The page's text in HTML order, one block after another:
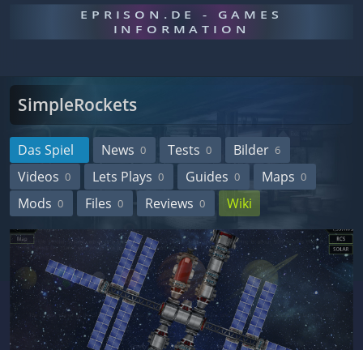
EPRISON.DE - GAMES
INFORMATION
SimpleRockets
Das Spiel News 0 Tests 0 Bilder 6
Videos 0 Lets Plays 0 Guides 0 Maps 0
Mods 0 Files 0 Reviews 0 Wiki